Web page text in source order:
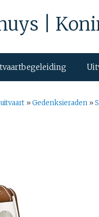
|
»Gedenksieraden »